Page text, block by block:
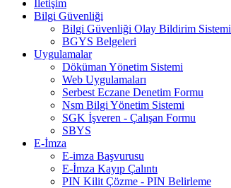
İletişim
Bilgi Güvenliği
Bilgi Güvenliği Olay Bildirim Sistemi
BGYS Belgeleri
Uygulamalar
Döküman Yönetim Sistemi
Web Uygulamaları
Serbest Eczane Denetim Formu
Nsm Bilgi Yönetim Sistemi
SGK İşveren - Çalışan Formu
SBYS
E-İmza
E-imza Başvurusu
E-İmza Kayıp Çalıntı
PIN Kilit Çözme - PIN Belirleme